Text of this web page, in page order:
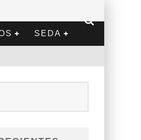
SEDA